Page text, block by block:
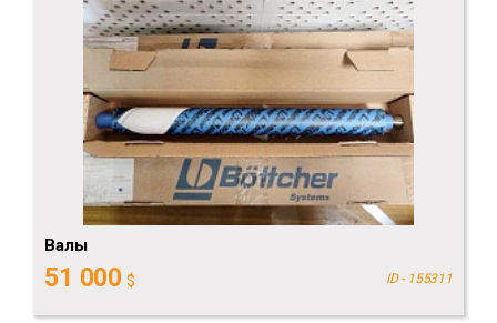
Валы
51 000 $ ID - 155311